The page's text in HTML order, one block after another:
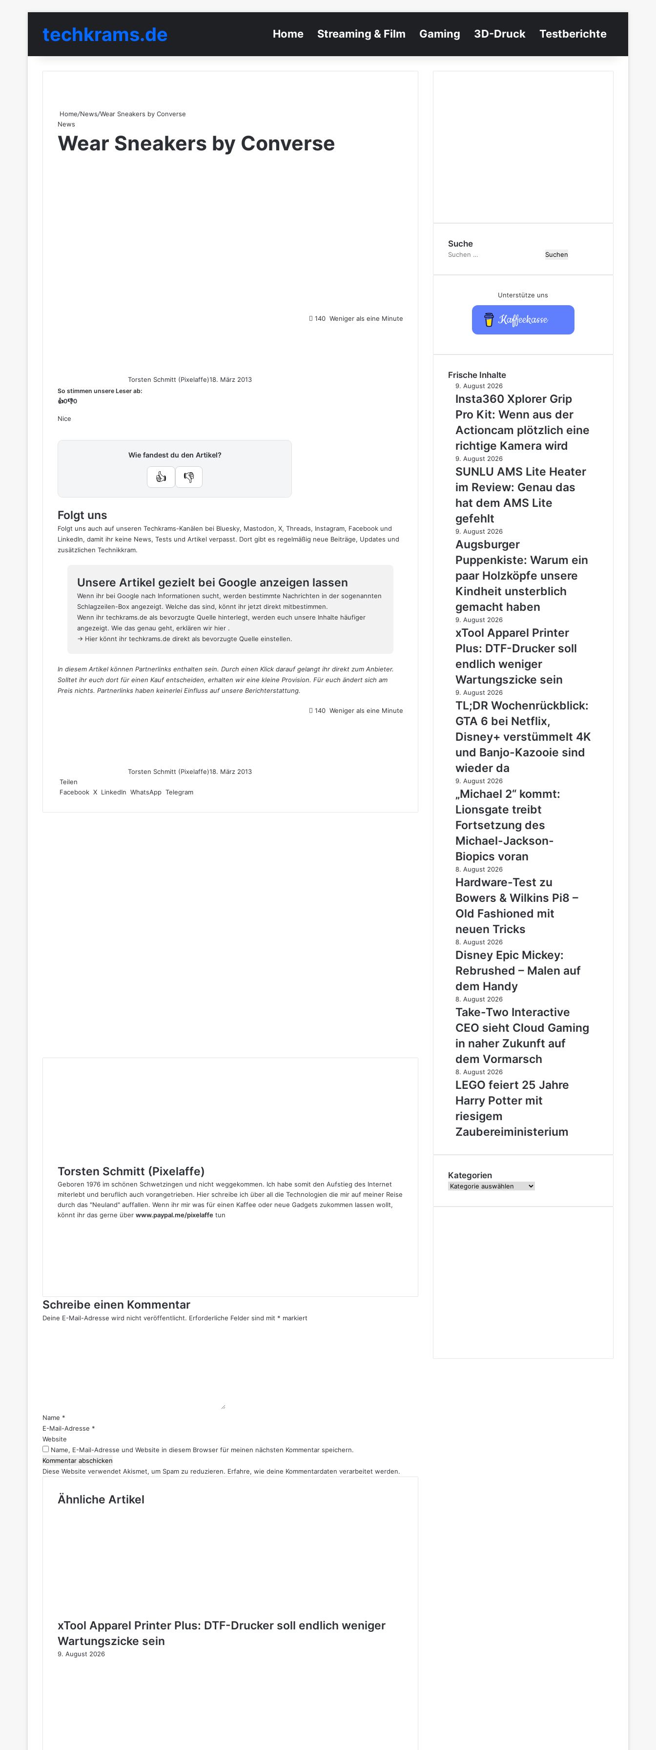
techkrams.de Home Streaming & Film Gaming 3D-Druck Testberichte
Home/News/Wear Sneakers by Converse
News
Wear Sneakers by Converse
Torsten Schmitt (Pixelaffe)18. März 2013
140 Weniger als eine Minute
So stimmen unsere Leser ab:
👍0👎0
Nice
Wie fandest du den Artikel?
👍 👎
Folgt uns
Folgt uns auch auf unseren Techkrams-Kanälen bei Bluesky, Mastodon, X, Threads, Instagram, Facebook und
LinkedIn, damit ihr keine News, Tests und Artikel verpasst. Dort gibt es regelmäßig neue Beiträge, Updates und
zusätzlichen Technikkram.
Unsere Artikel gezielt bei Google anzeigen lassen
Wenn ihr bei Google nach Informationen sucht, werden bestimmte Nachrichten in der sogenannten
Schlagzeilen-Box angezeigt. Welche das sind, könnt ihr jetzt direkt mitbestimmen.
Wenn ihr techkrams.de als bevorzugte Quelle hinterlegt, werden euch unsere Inhalte häufiger
angezeigt. Wie das genau geht, erklären wir hier .
→ Hier könnt ihr techkrams.de direkt als bevorzugte Quelle einstellen.
In diesem Artikel können Partnerlinks enthalten sein. Durch einen Klick darauf gelangt ihr direkt zum Anbieter.
Solltet ihr euch dort für einen Kauf entscheiden, erhalten wir eine kleine Provision. Für euch ändert sich am
Preis nichts. Partnerlinks haben keinerlei Einfluss auf unsere Berichterstattung.
Torsten Schmitt (Pixelaffe)18. März 2013
140 Weniger als eine Minute
Teilen
Facebook X LinkedIn WhatsApp Telegram
Torsten Schmitt (Pixelaffe)
Geboren 1976 im schönen Schwetzingen und nicht weggekommen. Ich habe somit den Aufstieg des Internet
miterlebt und beruflich auch vorangetrieben. Hier schreibe ich über all die Technologien die mir auf meiner Reise
durch das "Neuland" auffallen. Wenn ihr mir was für einen Kaffee oder neue Gadgets zukommen lassen wollt,
könnt ihr das gerne über www.paypal.me/pixelaffe tun
Schreibe einen Kommentar
Deine E-Mail-Adresse wird nicht veröffentlicht. Erforderliche Felder sind mit * markiert
r
*
Name *
E-Mail-Adresse *
Website
Name, E-Mail-Adresse und Website in diesem Browser für meinen nächsten Kommentar speichern.
Diese Website verwendet Akismet, um Spam zu reduzieren. Erfahre, wie deine Kommentardaten verarbeitet werden.
Ähnliche Artikel
xTool Apparel Printer Plus: DTF-Drucker soll endlich weniger
Wartungszicke sein
9. August 2026
Suche
Suchen
Unterstütze uns
Kaffeekasse
Frische Inhalte
Insta360
Xplorer
Pro
Kit:
Wenn
aus
der
Actioncam
plötzlich
eine
richtige
Kamera
wird
9. August 2026
Insta360 Xplorer Grip
Pro Kit: Wenn aus der
Actioncam plötzlich eine
richtige Kamera wird
SUNLU
AMS
Lite
Heater
im
Review:
Genau
das
hat
dem
AMS
gefehlt
9. August 2026
SUNLU AMS Lite Heater
im Review: Genau das
hat dem AMS Lite
gefehlt
Augsburger
Puppenkiste:
Warum
ein
paar
Holzköpfe
unsere
unsterblich
gemacht
haben
9. August 2026
Augsburger
Puppenkiste: Warum ein
paar Holzköpfe unsere
Kindheit unsterblich
gemacht haben
xTool
Apparel
Printer
Plus:
DTF-
Drucker
soll
endlich
weniger
Wartungszicke
sein
9. August 2026
xTool Apparel Printer
Plus: DTF-Drucker soll
endlich weniger
Wartungszicke sein
TL;DR
Wochenrückblick:
6
bei
Netflix,
Disney+
verstümmelt
4K
und
Banjo-
Kazooie
sind
wieder
da
9. August 2026
TL;DR Wochenrückblick:
GTA 6 bei Netflix,
Disney+ verstümmelt 4K
und Banjo-Kazooie sind
wieder da
„Michael
2“
kommt:
Lionsgate
treibt
Fortsetzung
des
Michael-
Jackson-
Biopics
voran
9. August 2026
„Michael 2“ kommt:
Lionsgate treibt
Fortsetzung des
Michael-Jackson-
Biopics voran
Hardware-
Test
Bowers
&
Wilkins
Pi8
–
Old
Fashioned
mit
neuen
Tricks
8. August 2026
Hardware-Test zu
Bowers & Wilkins Pi8 –
Old Fashioned mit
neuen Tricks
Disney
Epic
Mickey:
Rebrushed
–
Malen
auf
dem
Handy
8. August 2026
Disney Epic Mickey:
Rebrushed – Malen auf
dem Handy
Take-
Two
Interactive
CEO
sieht
Cloud
Gaming
in
naher
Zukunft
auf
dem
Vormarsch
8. August 2026
Take-Two Interactive
CEO sieht Cloud Gaming
in naher Zukunft auf
dem Vormarsch
LEGO
feiert
Jahre
Harry
Potter
mit
Zaubereiministerium
8. August 2026
LEGO feiert 25 Jahre
Harry Potter mit
riesigem
Zaubereiministerium
Kategorien
Kategorien